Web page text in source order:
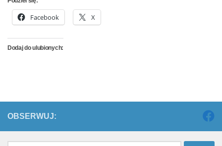
Facebook X
Dodaj do ulubionych:
OBSERWUJ: